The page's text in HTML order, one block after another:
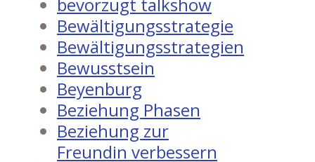
Bewältigungsstrategie
Bewältigungsstrategien
Bewusstsein
Beyenburg
Beziehung Phasen
Beziehung zur
Freundin verbessern